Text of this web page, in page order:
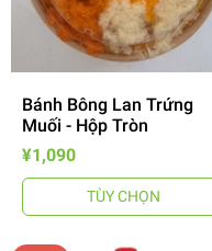
Bánh Bông Lan Trứng
Muối - Hộp Tròn
¥1,090
TÙY CHỌN